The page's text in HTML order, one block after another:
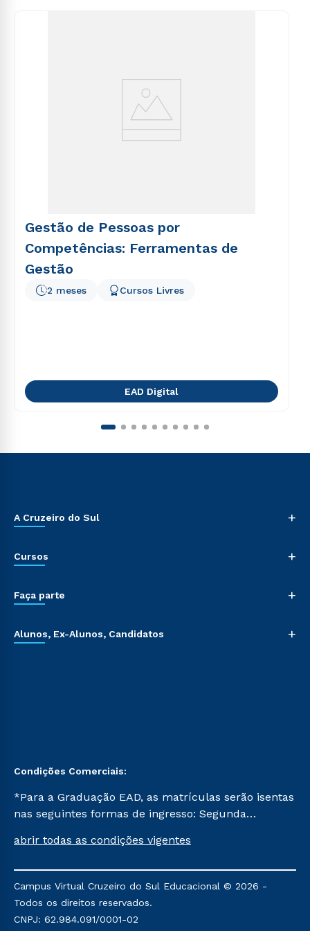
Gestão de Pessoas por
Competências: Ferramentas de
Gestão
2 meses Cursos Livres
EAD Digital
A Cruzeiro do Sul +
Cursos +
Faça parte +
Alunos, Ex-Alunos, Candidatos +
Condições Comerciais:
*Para a Graduação EAD, as matrículas serão isentas
nas seguintes formas de ingresso: Segunda
Já para as demais, a taxa de matrícula será de R$
mencionadas são referentes aos cursos: Ensino
Religioso, Geografia para a Docência e Metodologia
do Ensino de História: Questões Atuais.
abrir todas as condições vigentes
Campus Virtual Cruzeiro do Sul Educacional © 2026 -
Todos os direitos reservados.
CNPJ: 62.984.091/0001-02